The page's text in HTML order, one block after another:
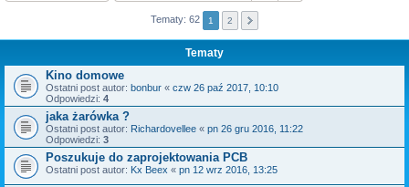
Tematy: 62 1 2
Tematy
Kino domowe
Ostatni post autor: bonbur « czw 26 paź 2017, 10:10
Odpowiedzi: 4
jaka żarówka ?
Ostatni post autor: Richardovellee « pn 26 gru 2016, 11:22
Odpowiedzi: 3
Poszukuje do zaprojektowania PCB
Ostatni post autor: Kx Beex « pn 12 wrz 2016, 13:25